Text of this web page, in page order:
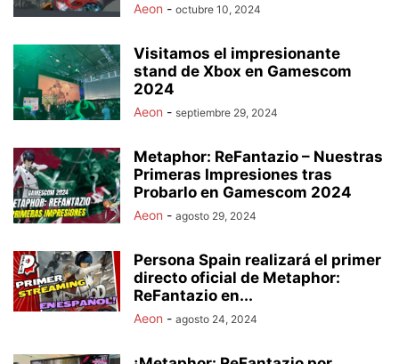
Aeon - octubre 10, 2024
Visitamos el impresionante
stand de Xbox en Gamescom
2024
Aeon - septiembre 29, 2024
Metaphor: ReFantazio – Nuestras
Primeras Impresiones tras
Probarlo en Gamescom 2024
Aeon - agosto 29, 2024
Persona Spain realizará el primer
directo oficial de Metaphor:
ReFantazio en...
Aeon - agosto 24, 2024